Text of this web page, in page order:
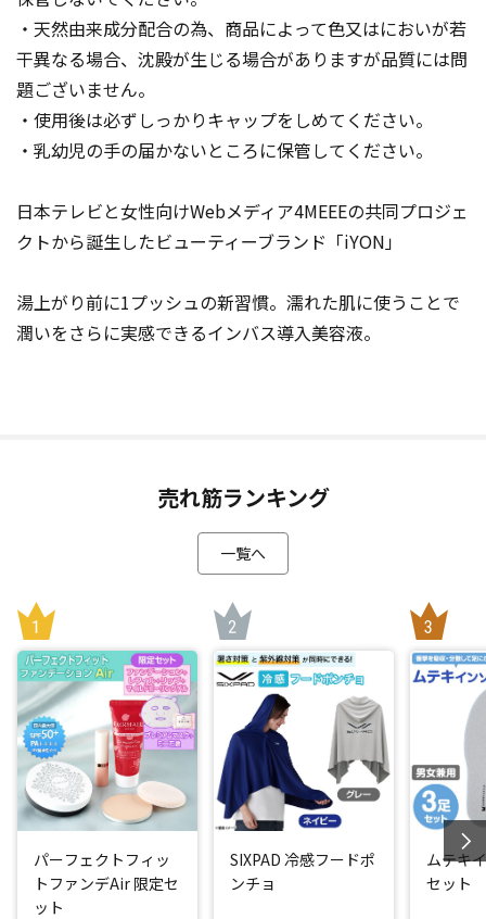
・天然由来成分配合の為、商品によって色又はにおいが若
干異なる場合、沈殿が生じる場合がありますが品質には問
題ございません。
・使用後は必ずしっかりキャップをしめてください。
・乳幼児の手の届かないところに保管してください。
日本テレビと女性向けWebメディア4MEEEの共同プロジェ
クトから誕生したビューティーブランド「iYON」
湯上がり前に1プッシュの新習慣。濡れた肌に使うことで
潤いをさらに実感できるインバス導入美容液。
売れ筋ランキング
一覧へ
パーフェクトフィッ
トファンデAir 限定セ
ット
SIXPAD 冷感フードポ
ンチョ
ムテキ
セット